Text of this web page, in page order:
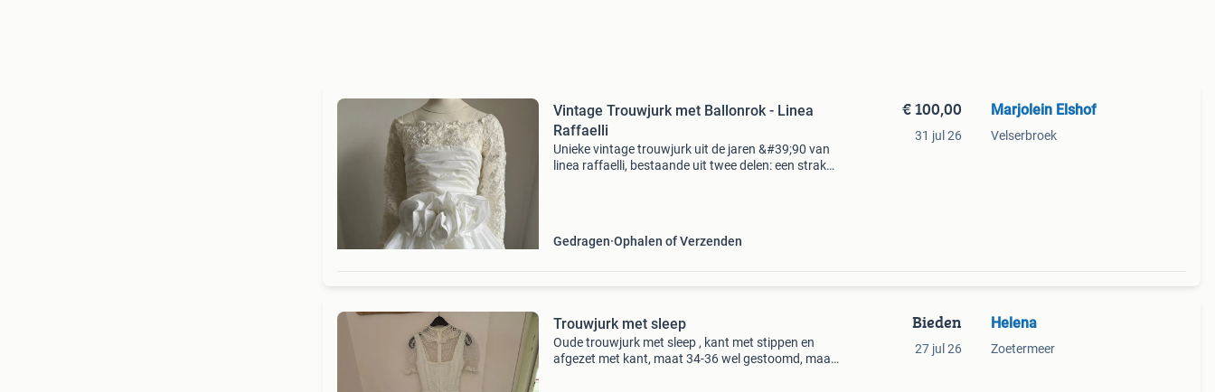
Vintage Trouwjurk met Ballonrok - Linea
Raffaelli
Unieke vintage trouwjurk uit de jaren &#39;90 van
linea raffaelli, bestaande uit twee delen: een strakke
Gedragen Ophalen of Verzenden
€ 100,00
31 jul 26
Marjolein Elshof
Velserbroek
Trouwjurk met sleep
Oude trouwjurk met sleep , kant met stippen en
afgezet met kant, maat 34-36 wel gestoomd, maar
Bieden
27 jul 26
Helena
Zoetermeer